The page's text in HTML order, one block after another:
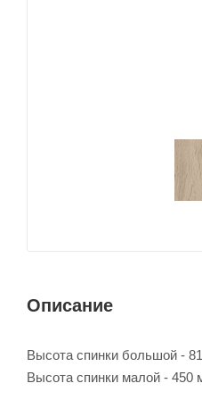
Описание
Высота спинки большой -
Высота спинки малой -